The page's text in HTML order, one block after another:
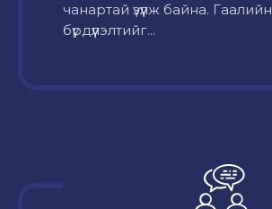
чанартай үзүүлж байна. Гаалийн
бүрдүүлэлтийг...